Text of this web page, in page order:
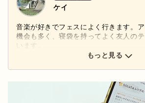
ケイ
音楽が好きでフェスによく行きます。
機会も多く、寝袋を持ってよく友人の
います。
もっと見る